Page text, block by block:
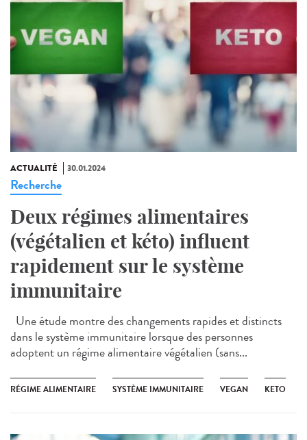
ACTUALITÉ 30.01.2024
Recherche
Deux régimes alimentaires
(végétalien et kéto) influent
rapidement sur le système
immunitaire
Une étude montre des changements rapides et distincts
dans le système immunitaire lorsque des personnes
adoptent un régime alimentaire végétalien (sans...
RÉGIME ALIMENTAIRE SYSTÈME IMMUNITAIRE VEGAN KETO